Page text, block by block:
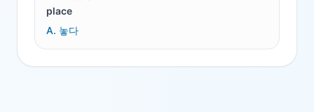
place
A. 놓다